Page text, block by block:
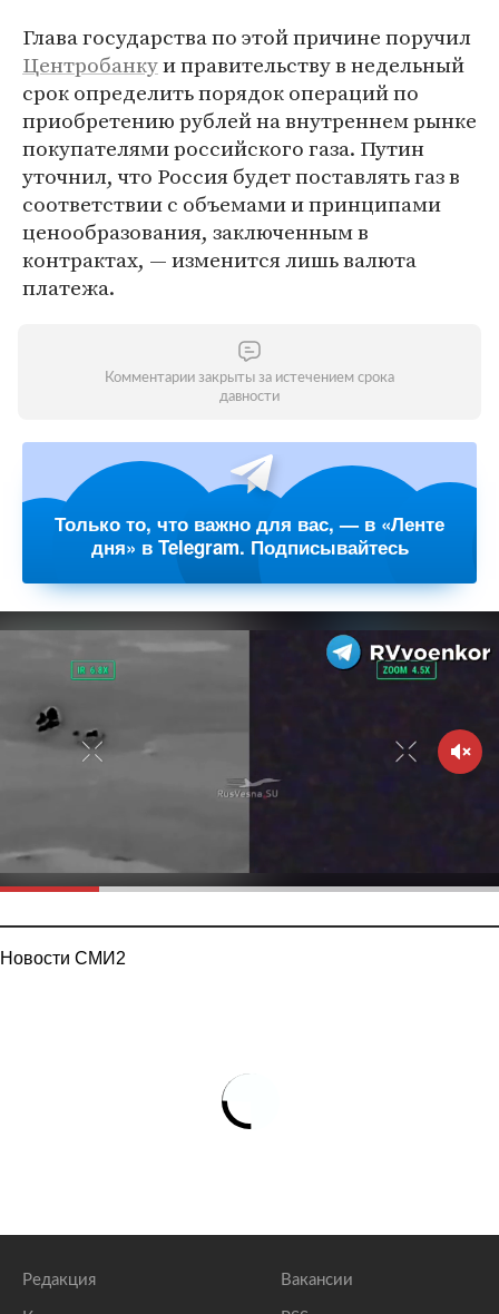
Глава государства по этой причине поручил
Центробанкуи правительству в недельный
срок определить порядок операций по
приобретению рублей на внутреннем рынке
покупателями российского газа. Путин
уточнил, что Россия будет поставлять газ в
соответствии с объемами и принципами
ценообразования, заключенным в
контрактах, — изменится лишь валюта
платежа.
Комментарии закрыты за истечением срока
давности
Только то, что важно для вас, — в «Ленте
дня» в Telegram. Подписывайтесь
Новости СМИ2
Редакция Вакансии